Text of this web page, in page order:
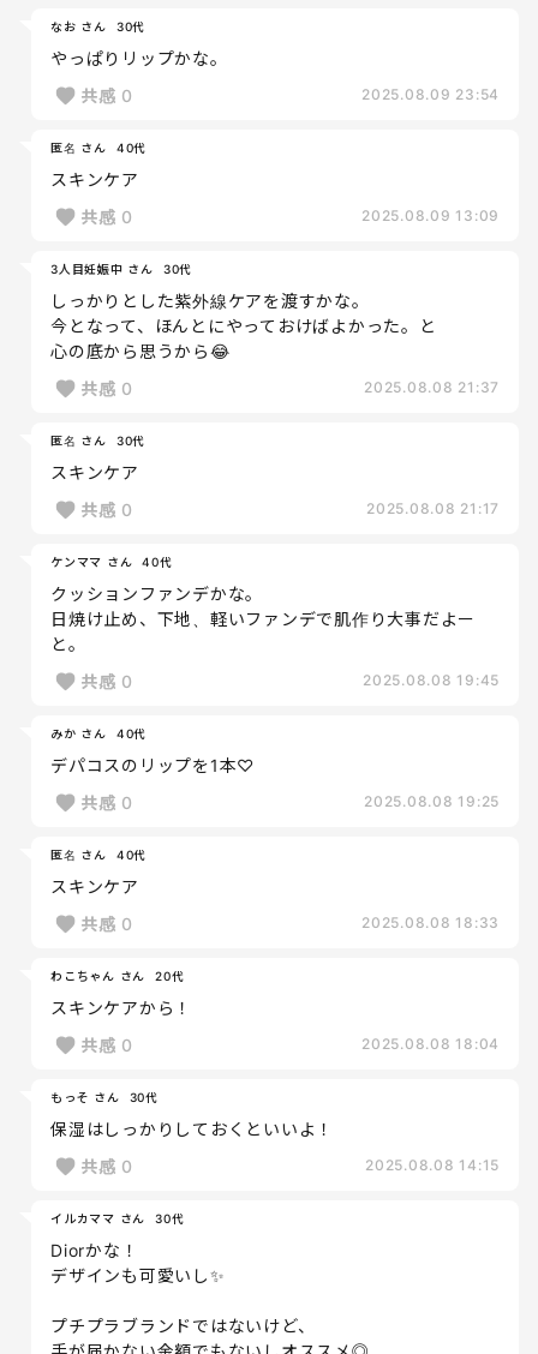
なお さん 30代
やっぱりリップかな。
共感 0 2025.08.09 23:54
匿名 さん 40代
スキンケア
共感 0 2025.08.09 13:09
3人目妊娠中 さん 30代
しっかりとした紫外線ケアを渡すかな。
今となって、ほんとにやっておけばよかった。と
心の底から思うから😂
共感 0 2025.08.08 21:37
匿名 さん 30代
スキンケア
共感 0 2025.08.08 21:17
ケンママ さん 40代
クッションファンデかな。
日焼け止め、下地、軽いファンデで肌作り大事だよー
と。
共感 0 2025.08.08 19:45
みか さん 40代
デパコスのリップを1本♡
共感 0 2025.08.08 19:25
匿名 さん 40代
スキンケア
共感 0 2025.08.08 18:33
わこちゃん さん 20代
スキンケアから！
共感 0 2025.08.08 18:04
もっそ さん 30代
保湿はしっかりしておくといいよ！
共感 0 2025.08.08 14:15
イルカママ さん 30代
Diorかな！
デザインも可愛いし✨
プチプラブランドではないけど、